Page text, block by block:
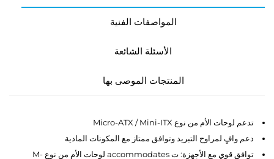
المواصفات الفنية
الأسئلة الشائعة
المنتجات الموصى بها
تدعم لوحات الأم من نوع Micro-ATX / Mini-ITX
دعم وافٍ لمراوح التبريد وتوافق ممتاز مع المكونات المادية
توافق قوي مع الأجهزة: ت accommodates لوحات الأم من نوع M-